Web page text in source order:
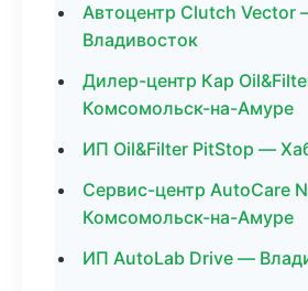
Автоцентр Clutch Vector
Владивосток
Дилер-центр Кар
Комсомольск-на-Амуре
ИП Oil&Filter PitStop —
Сервис-центр AutoCare
Комсомольск-на-Амуре
ИП AutoLab Drive —